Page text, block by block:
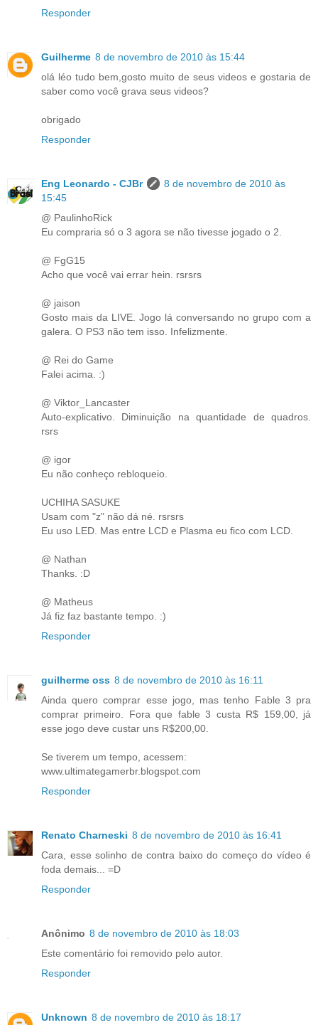
Responder
Guilherme 8 de novembro de 2010 às 15:44
olá léo tudo bem,gosto muito de seus videos e gostaria de
saber como você grava seus videos?
obrigado
Responder
Eng Leonardo - CJBr
8 de novembro de 2010 às
15:45
@ PaulinhoRick
Eu compraria só o 3 agora se não tivesse jogado o 2.
@ FgG15
Acho que você vai errar hein. rsrsrs
@ jaison
Gosto mais da LIVE. Jogo lá conversando no grupo com a
galera. O PS3 não tem isso. Infelizmente.
@ Rei do Game
Falei acima. :)
@ Viktor_Lancaster
Auto-explicativo. Diminuição na quantidade de quadros.
rsrs
@ igor
Eu não conheço rebloqueio.
UCHIHA SASUKE
Usam com "z" não dá né. rsrsrs
Eu uso LED. Mas entre LCD e Plasma eu fico com LCD.
@ Nathan
Thanks. :D
@ Matheus
Já fiz faz bastante tempo. :)
Responder
guilherme oss 8 de novembro de 2010 às 16:11
Ainda quero comprar esse jogo, mas tenho Fable 3 pra
comprar primeiro. Fora que fable 3 custa R$ 159,00, já
esse jogo deve custar uns R$200,00.
Se tiverem um tempo, acessem:
www.ultimategamerbr.blogspot.com
Responder
Renato Charneski 8 de novembro de 2010 às 16:41
Cara, esse solinho de contra baixo do começo do vídeo é
foda demais... =D
Responder
Anônimo 8 de novembro de 2010 às 18:03
Este comentário foi removido pelo autor.
Responder
Unknown 8 de novembro de 2010 às 18:17